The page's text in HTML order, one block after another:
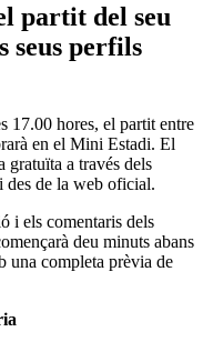
partit del seu
seus perfils
17.00 hores, el partit entre
en el Mini Estadi. El
gratuïta a través dels
des de la web oficial.
i els comentaris dels
deu minuts abans
una completa prèvia de